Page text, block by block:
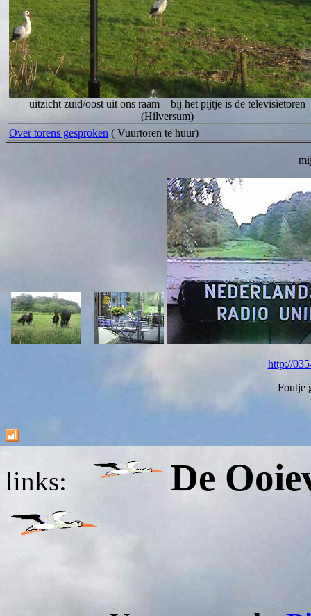
uitzicht zuid/oost uit ons raam bij het pijtje is de televisietoren
(Hilversum)
Over torens gesproken ( Vuurtoren te huur)
http://
Foutje
links: De